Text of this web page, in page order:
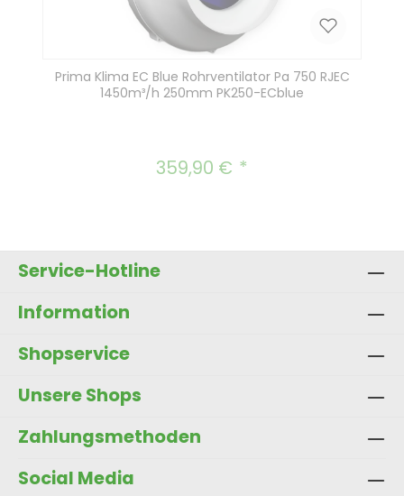
Prima Klima EC Blue Rohrventilator Pa 750 RJEC
1450m³/h 250mm PK250-ECblue
Regulärer Preis:
359,90 €
Service-Hotline
Information
Shopservice
Unsere Shops
Zahlungsmethoden
Social Media